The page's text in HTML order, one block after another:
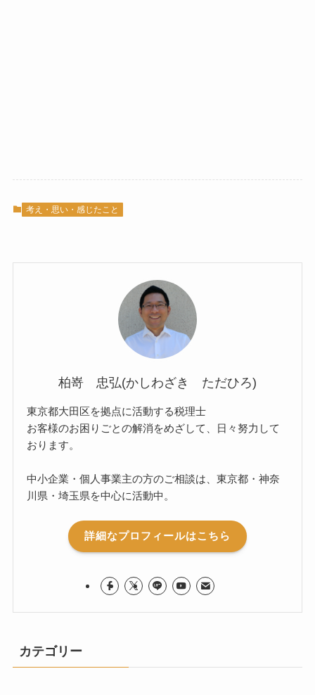
考え・思い・感じたこと
柏嵜 忠弘(かしわざき ただひろ)
東京都大田区を拠点に活動する税理士
お客様のお困りごとの解消をめざして、日々努力して
おります。
中小企業・個人事業主の方のご相談は、東京都・神奈
川県・埼玉県を中心に活動中。
詳細なプロフィールはこちら
カテゴリー